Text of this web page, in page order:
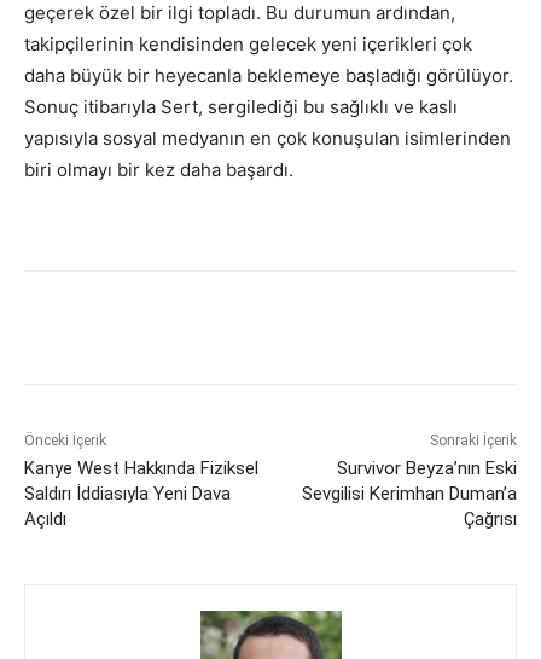
geçerek özel bir ilgi topladı. Bu durumun ardından,
takipçilerinin kendisinden gelecek yeni içerikleri çok
daha büyük bir heyecanla beklemeye başladığı görülüyor.
Sonuç itibarıyla Sert, sergilediği bu sağlıklı ve kaslı
yapısıyla sosyal medyanın en çok konuşulan isimlerinden
biri olmayı bir kez daha başardı.
Önceki İçerik
Kanye West Hakkında Fiziksel
Saldırı İddiasıyla Yeni Dava
Açıldı
Sonraki İçerik
Survivor Beyza’nın Eski
Sevgilisi Kerimhan Duman’a
Çağrısı